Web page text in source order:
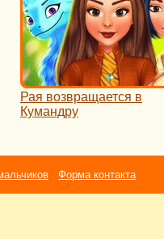
Рая возвращается в
Кумандру
Форма контакта